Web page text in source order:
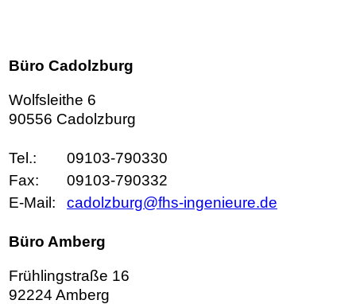
Büro Cadolzburg
Wolfsleithe 6
90556 Cadolzburg
Tel.:
09103-790330
Fax:
09103-790332
E-Mail:
cadolzburg@fhs-ingenieure.de
Büro Amberg
Frühlingstraße 16
92224 Amberg